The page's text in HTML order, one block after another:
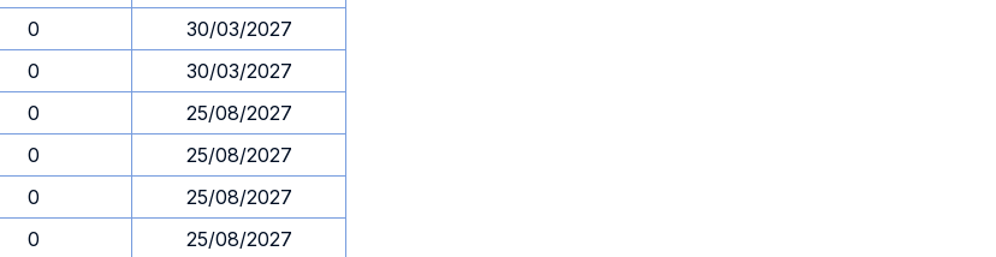
0
30/03/2027
0
30/03/2027
0
25/08/2027
0
25/08/2027
0
25/08/2027
0
25/08/2027